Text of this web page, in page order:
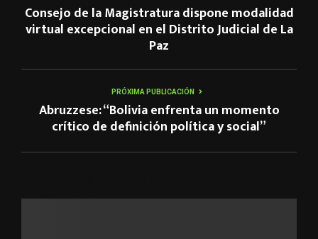
Consejo de la Magistratura dispone modalidad
virtual excepcional en el Distrito Judicial de La
Paz
PRÓXIMA PUBLICACIÓN
Abruzzese: “Bolivia enfrenta un momento
crítico de definición política y social”